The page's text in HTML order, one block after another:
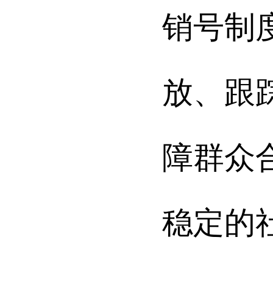
销号制
放、跟
障群众
稳定的